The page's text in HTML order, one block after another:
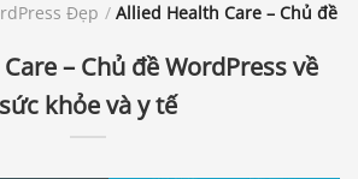
Đẹp / Allied Health Care – Chủ đề
– Chủ đề WordPress về
sức khỏe và y tế